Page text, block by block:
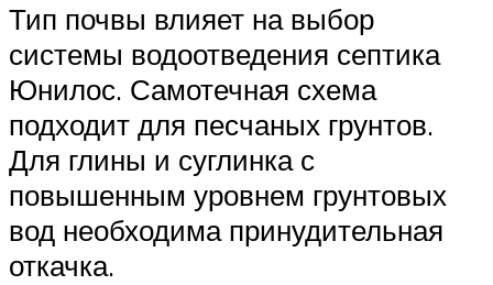
Тип почвы влияет на выбор
системы водоотведения септика
Юнилос. Самотечная схема
подходит для песчаных грунтов.
Для глины и суглинка с
повышенным уровнем грунтовых
вод необходима принудительная
откачка.